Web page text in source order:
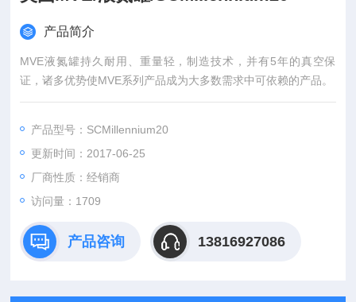
产品简介
MVE液氮罐持久耐用、重量轻，制造技术，并有5年的真空保
证，诸多优势使MVE系列产品成为大多数需求中可依赖的产品。
产品型号：SCMillennium20
更新时间：2017-06-25
厂商性质：经销商
访问量：1709
产品咨询 13816927086